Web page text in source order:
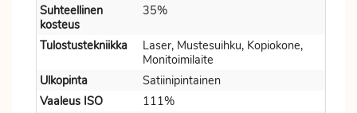
Suhteellinen
kosteus
35%
Tulostustekniikka
Laser, Mustesuihku, Kopiokone,
Monitoimilaite
Ulkopinta
Satiinipintainen
Vaaleus ISO
111%